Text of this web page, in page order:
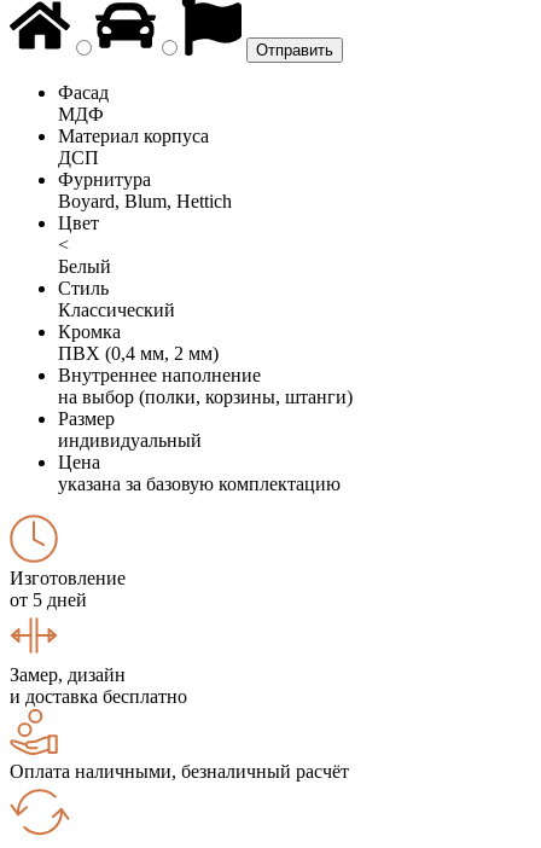
Фасад
МДФ
Материал корпуса
ДСП
Фурнитура
Boyard, Blum, Hettich
Цвет
<
Белый
Стиль
Классический
Кромка
ПВХ (0,4 мм, 2 мм)
Внутреннее наполнение
на выбор (полки, корзины, штанги)
Размер
индивидуальный
Цена
указана за базовую комплектацию
Изготовление
от 5 дней
Замер, дизайн
и доставка бесплатно
Оплата наличными, безналичный расчёт